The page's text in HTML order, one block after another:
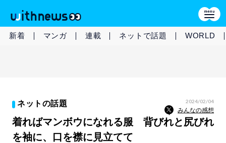
新着 マンガ 連載 ネットで話題 WORLD
ネットの話題 2024/02/04
みんなの感想
着ればマンボウになれる服 背びれと尻びれ
を袖に、口を襟に見立てて